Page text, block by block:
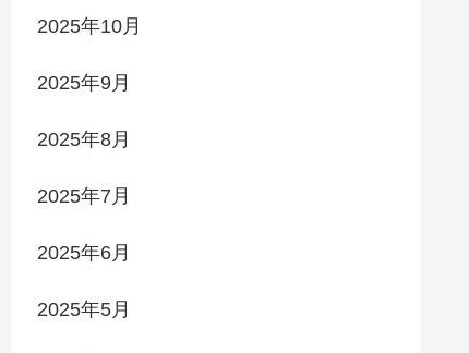
2025年10月
2025年9月
2025年8月
2025年7月
2025年6月
2025年5月